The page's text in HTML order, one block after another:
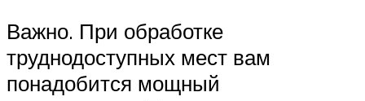
Важно. При обработке
труднодоступных мест вам
понадобится мощный